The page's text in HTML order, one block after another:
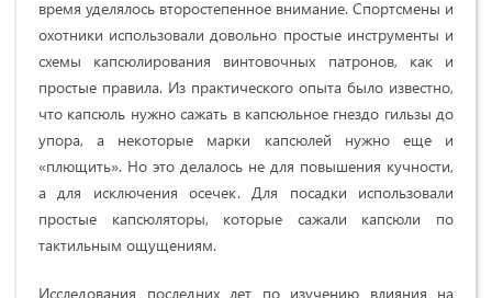
время уделялось второстепенное внимание. Спортсмены и
охотники использовали довольно простые инструменты и
схемы капсюлирования винтовочных патронов, как и
простые правила. Из практического опыта было известно,
что капсюль нужно сажать в капсюльное гнездо гильзы до
упора, а некоторые марки капсюлей нужно еще и
«плющить». Но это делалось не для повышения кучности,
а для исключения осечек. Для посадки использовали
простые капсюляторы, которые сажали капсюли по
тактильным ощущениям.
Исследования последних лет по изучению влияния на